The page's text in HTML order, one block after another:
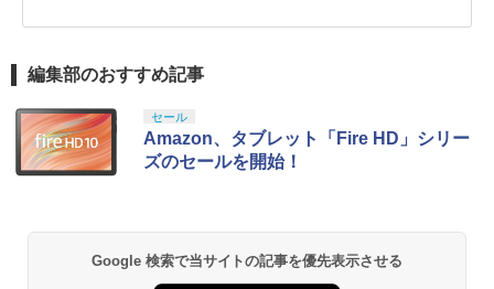
編集部のおすすめ記事
セール
Amazon、タブレット「Fire HD」シリー
ズのセールを開始！
Google 検索で当サイトの記事を優先表示させる